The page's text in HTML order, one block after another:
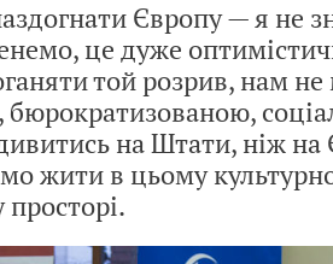
Європу — я не
це дуже
той розрив, нам
бюрократизованою,
на Штати, ніж на
жити в цьому